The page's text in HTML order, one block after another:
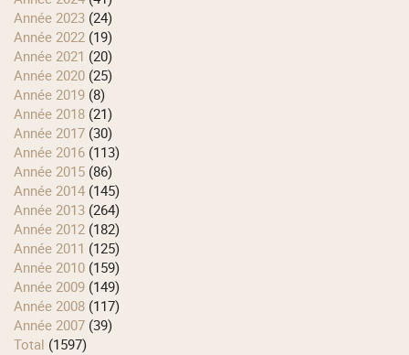
année 2023 (24)
année 2022 (19)
année 2021 (20)
année 2020 (25)
année 2019 (8)
année 2018 (21)
année 2017 (30)
année 2016 (113)
année 2015 (86)
année 2014 (145)
année 2013 (264)
année 2012 (182)
année 2011 (125)
année 2010 (159)
année 2009 (149)
année 2008 (117)
année 2007 (39)
total (1597)